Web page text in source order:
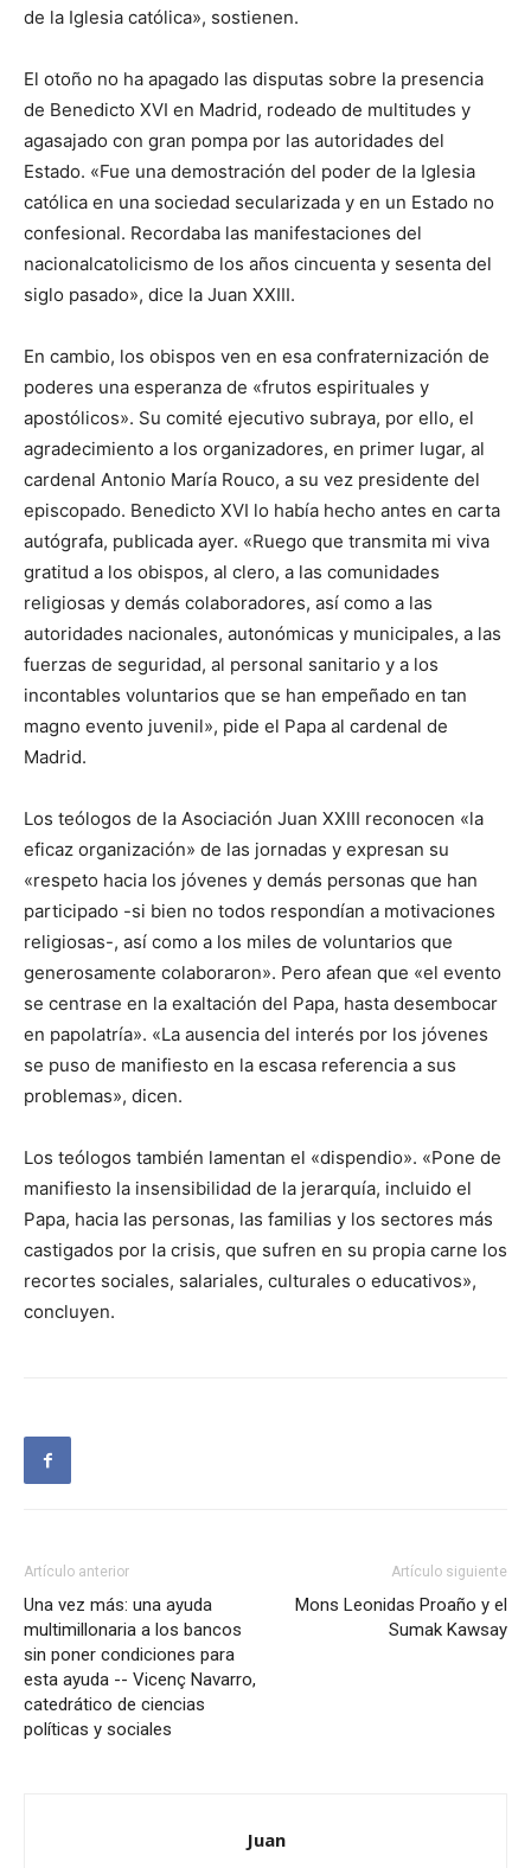
de la Iglesia católica», sostienen.
El otoño no ha apagado las disputas sobre la presencia
de Benedicto XVI en Madrid, rodeado de multitudes y
agasajado con gran pompa por las autoridades del
Estado. «Fue una demostración del poder de la Iglesia
católica en una sociedad secularizada y en un Estado no
confesional. Recordaba las manifestaciones del
nacionalcatolicismo de los años cincuenta y sesenta del
siglo pasado», dice la Juan XXIII.
En cambio, los obispos ven en esa confraternización de
poderes una esperanza de «frutos espirituales y
apostólicos». Su comité ejecutivo subraya, por ello, el
agradecimiento a los organizadores, en primer lugar, al
cardenal Antonio María Rouco, a su vez presidente del
episcopado. Benedicto XVI lo había hecho antes en carta
autógrafa, publicada ayer. «Ruego que transmita mi viva
gratitud a los obispos, al clero, a las comunidades
religiosas y demás colaboradores, así como a las
autoridades nacionales, autonómicas y municipales, a las
fuerzas de seguridad, al personal sanitario y a los
incontables voluntarios que se han empeñado en tan
magno evento juvenil», pide el Papa al cardenal de
Madrid.
Los teólogos de la Asociación Juan XXIII reconocen «la
eficaz organización» de las jornadas y expresan su
«respeto hacia los jóvenes y demás personas que han
participado -si bien no todos respondían a motivaciones
religiosas-, así como a los miles de voluntarios que
generosamente colaboraron». Pero afean que «el evento
se centrase en la exaltación del Papa, hasta desembocar
en papolatría». «La ausencia del interés por los jóvenes
se puso de manifiesto en la escasa referencia a sus
problemas», dicen.
Los teólogos también lamentan el «dispendio». «Pone de
manifiesto la insensibilidad de la jerarquía, incluido el
Papa, hacia las personas, las familias y los sectores más
castigados por la crisis, que sufren en su propia carne los
recortes sociales, salariales, culturales o educativos»,
concluyen.
Artículo anterior
Una vez más: una ayuda
multimillonaria a los bancos
sin poner condiciones para
esta ayuda -- Vicenç Navarro,
catedrático de ciencias
políticas y sociales
Artículo siguiente
Mons Leonidas Proaño y el
Sumak Kawsay
Juan